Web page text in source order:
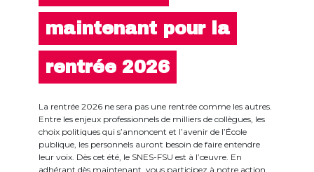
maintenant pour la
rentrée 2026
La rentrée 2026 ne sera pas une rentrée comme les autres.
Entre les enjeux professionnels de milliers de collègues, les
choix politiques qui s’annoncent et l’avenir de l’École
publique, les personnels auront besoin de faire entendre
leur voix. Dès cet été, le SNES-FSU est à l’œuvre. En
adhérant dès maintenant, vous participez à notre action